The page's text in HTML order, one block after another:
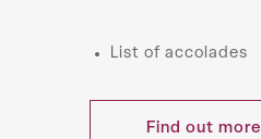
List of accolades
Find out more